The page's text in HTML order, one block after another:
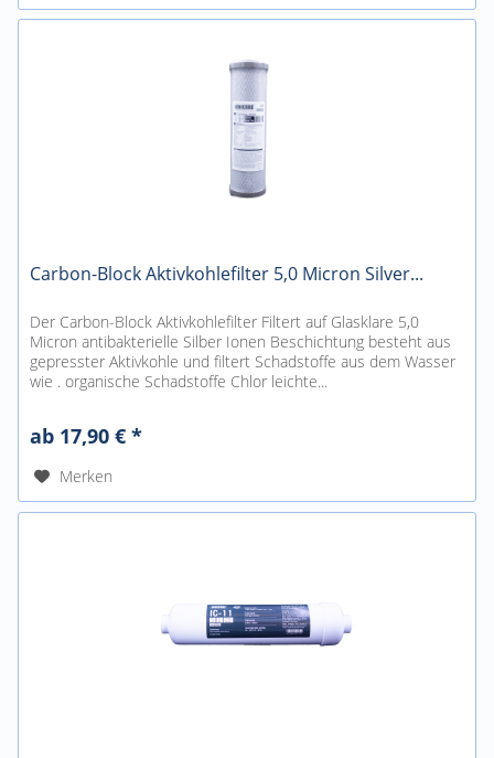
Carbon-Block Aktivkohlefilter 5,0 Micron Silver...
Der Carbon-Block Aktivkohlefilter Filtert auf Glasklare 5,0
Micron antibakterielle Silber Ionen Beschichtung besteht aus
gepresster Aktivkohle und filtert Schadstoffe aus dem Wasser
wie . organische Schadstoffe Chlor leichte...
ab 17,90 € *
Merken